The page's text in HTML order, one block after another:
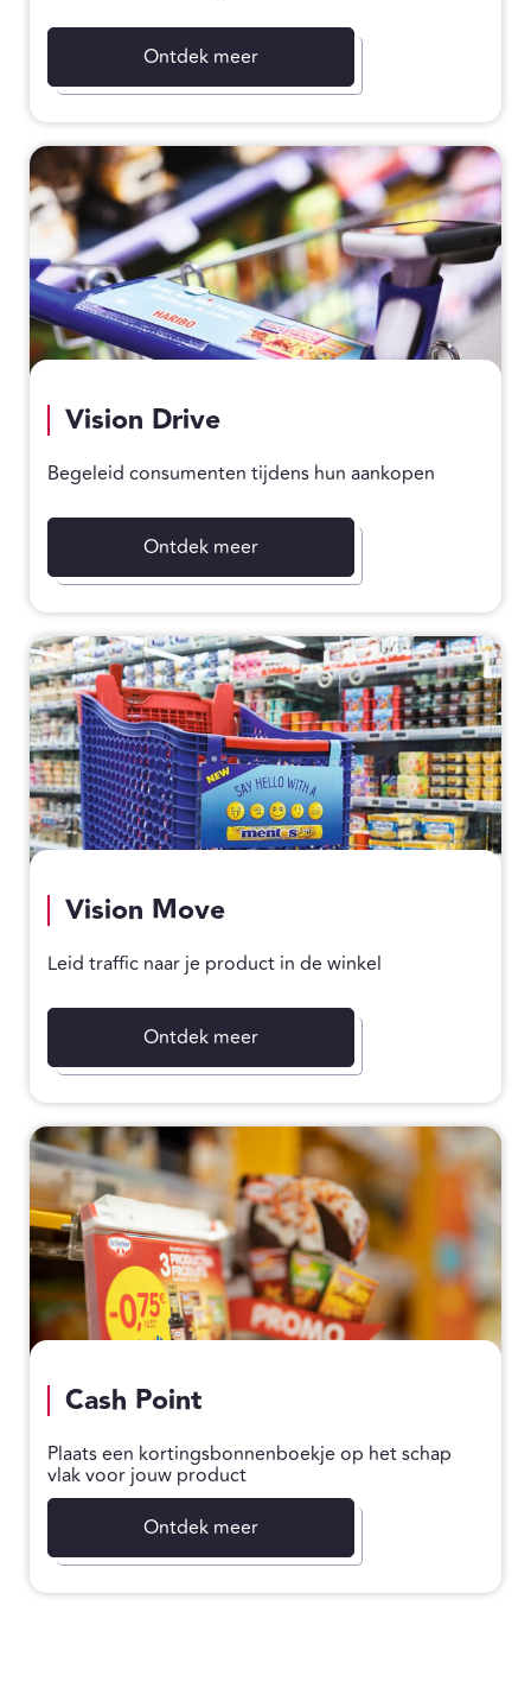
Ontdek meer
Vision Drive
Begeleid consumenten tijdens hun aankopen
Ontdek meer
Vision Move
Leid traffic naar je product in de winkel
Ontdek meer
Cash Point
Plaats een kortingsbonnenboekje op het schap
vlak voor jouw product
Ontdek meer